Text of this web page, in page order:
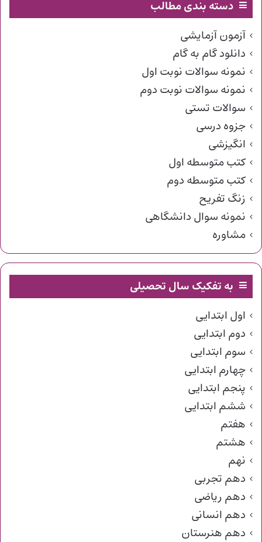
دسته بندی مطالب
آزمون آزمایشی
دانلود گام به گام
نمونه سوالات نوبت اول
نمونه سوالات نوبت دوم
سوالات تستی
جزوه درسی
انگیزشی
کتب متوسطه اول
کتب متوسطه دوم
زنگ تفریح
نمونه سوال دانشگاهی
مشاوره
به تفکیک سال تحصیلی
اول ابتدایی
دوم ابتدایی
سوم ابتدایی
چهارم ابتدایی
پنجم ابتدایی
ششم ابتدایی
هفتم
هشتم
نهم
دهم تجربی
دهم ریاضی
دهم انسانی
دهم هنرستان